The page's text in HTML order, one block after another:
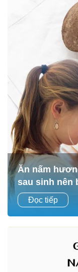
Ăn nấm
sau sinh nên
Ăn nấm hương có
được nhiều mẹ
cho bữa ăn hàng
Đọc tiếp